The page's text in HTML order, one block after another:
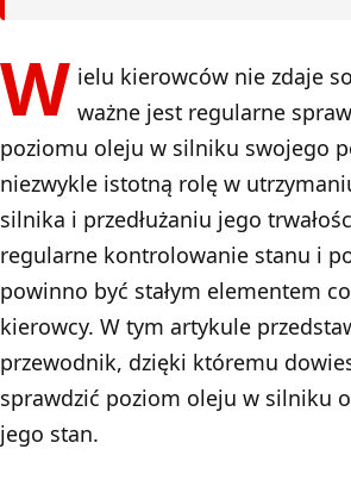
W ielu kierowców nie zdaje
ważne jest regularne
poziomu oleju w silniku swojego
niezwykle istotną rolę w
silnika i przedłużaniu jego
regularne kontrolowanie stanu i
powinno być stałym elementem
kierowcy. W tym artykule
przewodnik, dzięki któremu
sprawdzić poziom oleju w silniku
jego stan.